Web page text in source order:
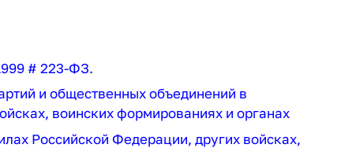
# 223-ФЗ.
и общественных объединений в
воинских формированиях и органах
Российской Федерации, других войсках,